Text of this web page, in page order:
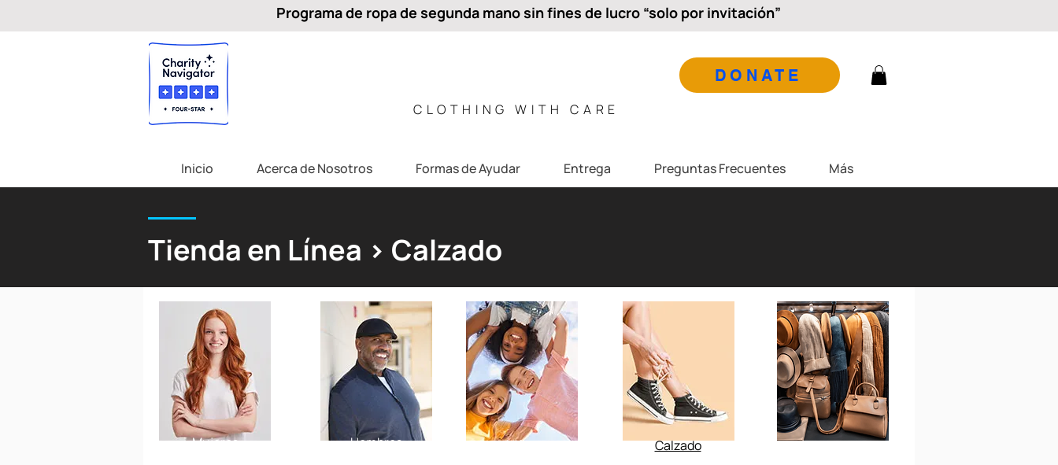
Programa de ropa de segunda mano sin fines de lucro “solo por invitación”
CLOTHING WITH CARE
DONATE
Inicio Acerca de Nosotros Formas de Ayudar Entrega Preguntas Frecuentes Más
Mujeres Hombres Niños Calzado Accesorios
Tienda en Línea > Calzado